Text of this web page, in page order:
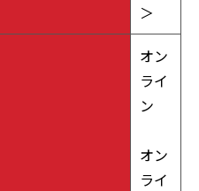
＞
オン
ライ
ン
オン
ライ